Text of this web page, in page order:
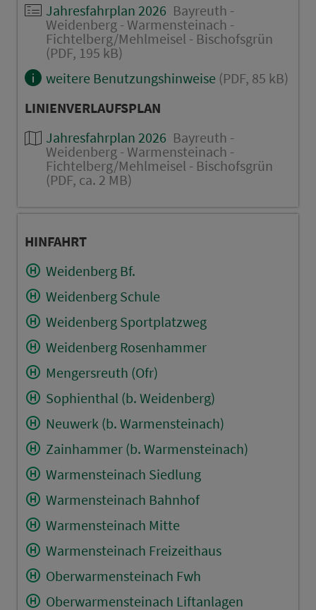
Jahresfahrplan 2026 Bayreuth -
Weidenberg - Warmensteinach -
Fichtelberg/Mehlmeisel - Bischofsgrün
(PDF, 195 kB)
weitere Benutzungshinweise (PDF, 85 kB)
LINIENVERLAUFSPLAN
Jahresfahrplan 2026 Bayreuth -
Weidenberg - Warmensteinach -
Fichtelberg/Mehlmeisel - Bischofsgrün
(PDF, ca. 2 MB)
HINFAHRT
Weidenberg Bf.
Weidenberg Schule
Weidenberg Sportplatzweg
Weidenberg Rosenhammer
Mengersreuth (Ofr)
Sophienthal (b. Weidenberg)
Neuwerk (b. Warmensteinach)
Zainhammer (b. Warmensteinach)
Warmensteinach Siedlung
Warmensteinach Bahnhof
Warmensteinach Mitte
Warmensteinach Freizeithaus
Oberwarmensteinach Fwh
Oberwarmensteinach Liftanlagen